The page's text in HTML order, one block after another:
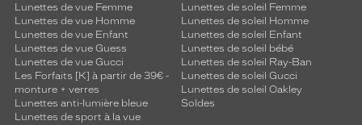
Lunettes de vue Femme
Lunettes de vue Homme
Lunettes de vue Enfant
Lunettes de vue Guess
Lunettes de vue Gucci
Les Forfaits [K] à partir de 39€ -
monture + verres
Lunettes anti-lumière bleue
Lunettes de sport à la vue
Lunettes de soleil Femme
Lunettes de soleil Homme
Lunettes de soleil Enfant
Lunettes de soleil bébé
Lunettes de soleil Ray-Ban
Lunettes de soleil Gucci
Lunettes de soleil Oakley
Soldes